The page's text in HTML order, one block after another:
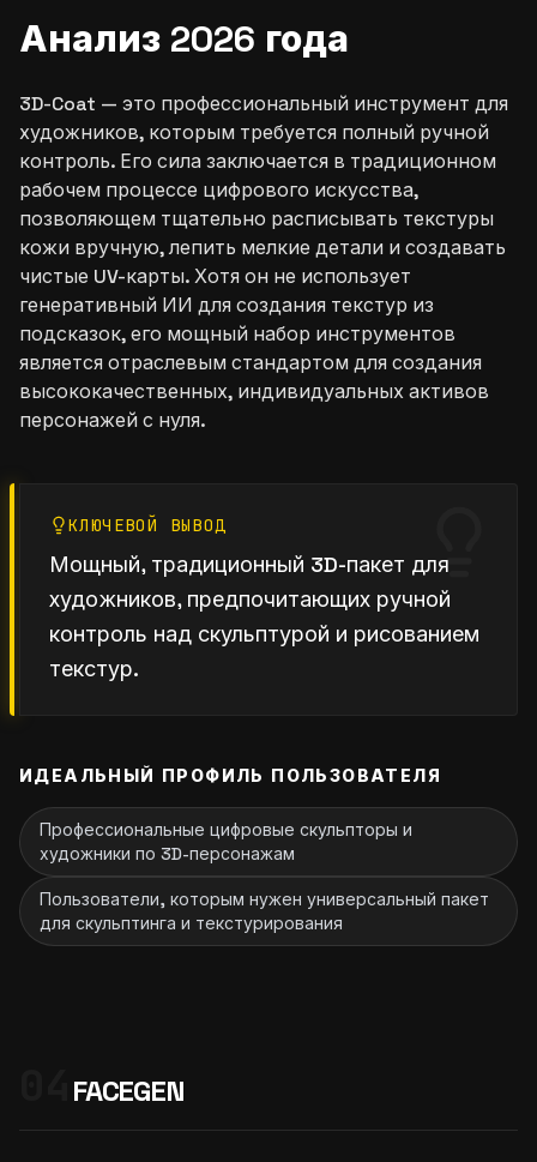
Анализ 2026 года
3D-Coat — это профессиональный инструмент для
художников, которым требуется полный ручной
контроль. Его сила заключается в традиционном
рабочем процессе цифрового искусства,
позволяющем тщательно расписывать текстуры
кожи вручную, лепить мелкие детали и создавать
чистые UV-карты. Хотя он не использует
генеративный ИИ для создания текстур из
подсказок, его мощный набор инструментов
является отраслевым стандартом для создания
высококачественных, индивидуальных активов
персонажей с нуля.
КЛЮЧЕВОЙ ВЫВОД
Мощный, традиционный 3D-пакет для
художников, предпочитающих ручной
контроль над скульптурой и рисованием
текстур.
ИДЕАЛЬНЫЙ ПРОФИЛЬ ПОЛЬЗОВАТЕЛЯ
Профессиональные цифровые скульпторы и
художники по 3D-персонажам
Пользователи, которым нужен универсальный пакет
для скульптинга и текстурирования
FACEGEN